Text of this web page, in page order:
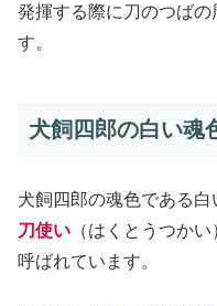
発揮する際に刀のつば
す。
犬飼四郎の白い魂
犬飼四郎の魂色である白
刀使い （はくとうつかい
呼ばれています。